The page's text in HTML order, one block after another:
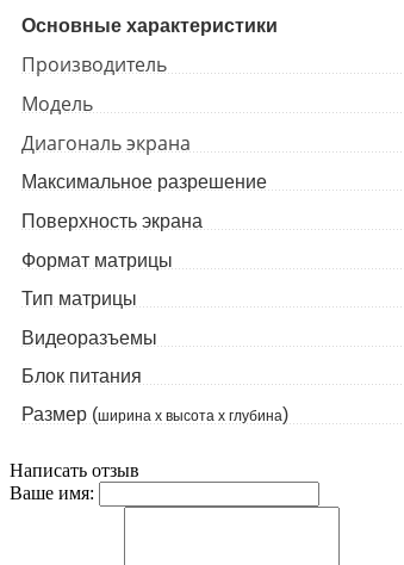
Основные характеристики
Производитель
Модель
Диагональ экрана
Максимальное разрешение
Поверхность экрана
Формат матрицы
Тип матрицы
Видеоразъемы
Блок питания
Размер (ширина x высота x глубина)
Написать отзыв
Ваше имя: